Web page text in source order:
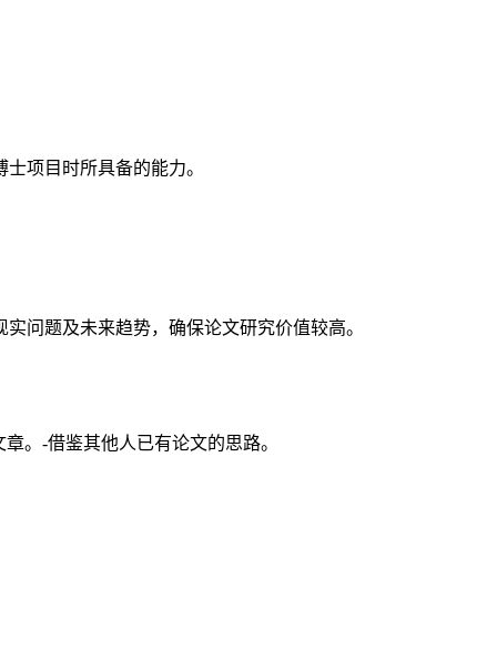
项目时所具备的能力。
问题及未来趋势，确保论文研究价值较高。
。-借鉴其他人已有论文的思路。